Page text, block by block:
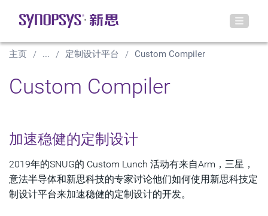
主页 ... 定制设计平台 Custom Compiler
Custom Compiler
加速稳健的定制设计
2019年的SNUG的 Custom Lunch 活动有来自Arm，三星，
意法半导体和新思科技的专家讨论他们如何使用新思科技定
制设计平台来加速稳健的定制设计的开发。